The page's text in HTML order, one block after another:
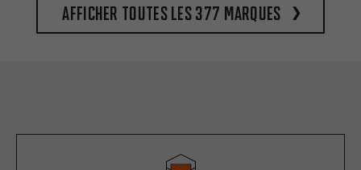
Afficher toutes les 377 marques